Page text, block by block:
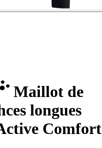
Maillot de
longues
Comfort